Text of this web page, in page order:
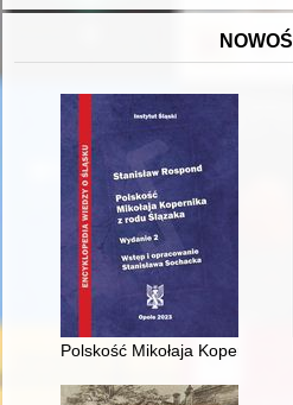
Polskość Mikołaja Kopernika